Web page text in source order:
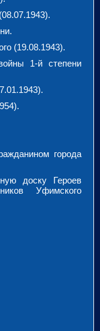
(19.08.1943).
1-й степени
города
доску Героев
Уфимского